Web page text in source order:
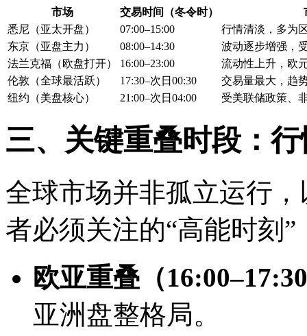
市场 交易时间（冬令时）
悉尼（亚太开盘）
07:00–15:00
行情清淡，多为
东京（亚盘主力）
08:00–14:30
波动逐步增强，
法兰克福（欧盘打开）
16:00–23:00
流动性上升，欧
伦敦（全球最活跃）
17:30–次日00:30
交易量最大，趋
纽约（美盘核心）
21:00–次日04:00 受美联储政策、
三、关键重叠时段：
全球市场并非孤立运行
者必须关注的“高能时刻”
欧亚重叠（
亚洲盘整格局。